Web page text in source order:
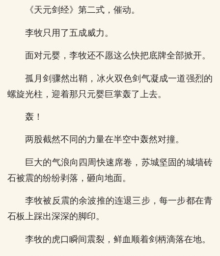
《天元剑经》第二式，催动。
李牧只用了五成威力。
面对元婴，李牧还不愿这么快把底牌全部掀开。
孤月剑骤然出鞘，冰火双色剑气凝成一道强烈的
螺旋光柱，迎着那只元婴巨掌轰了上去。
轰！
两股截然不同的力量在半空中轰然对撞。
巨大的气浪向四周快速席卷，苏城坚固的城墙砖
石被震的纷纷剥落，砸向地面。
李牧被反震的余波推的连退三步，每一步都在青
石板上踩出深深的脚印。
李牧的虎口瞬间震裂，鲜血顺着剑柄滴落在地。